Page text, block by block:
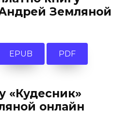
Земляной
EPUB PDF
«Кудесник»
онлайн